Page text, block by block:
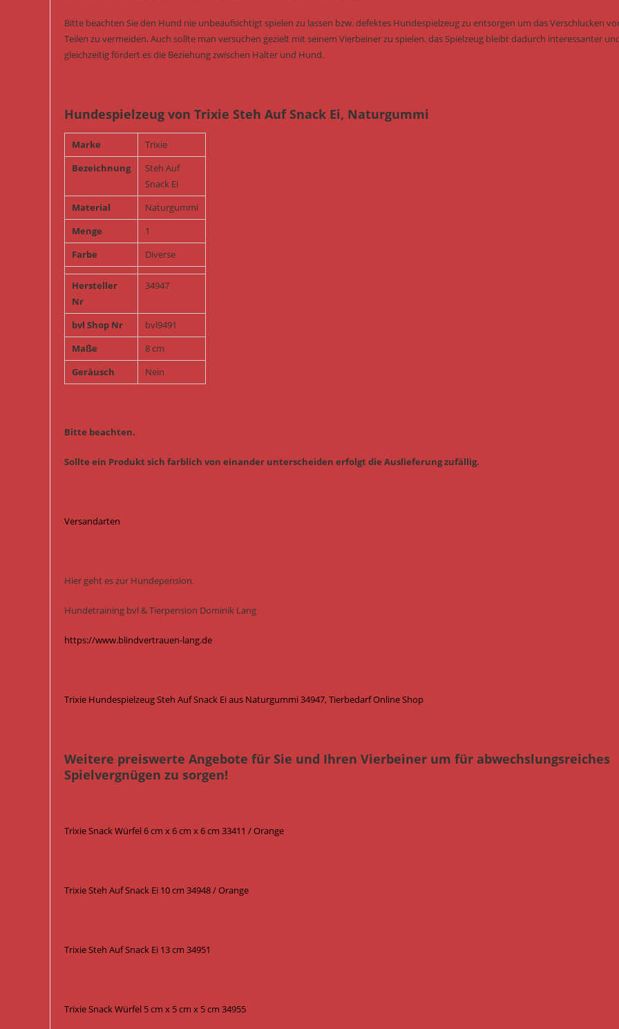
Bitte beachten Sie den Hund nie unbeaufsichtigt spielen zu lassen bzw. defektes Hundespielzeug zu entsorgen um das Verschlucken
Teilen zu vermeiden. Auch sollte man versuchen gezielt mit seinem Vierbeiner zu spielen, das Spielzeug bleibt dadurch interessanter
gleichzeitig fördert es die Beziehung zwischen Halter und Hund.
Hundespielzeug von Trixie Steh Auf Snack Ei, Naturgummi
Marke
Trixie
Bezeichnung
Steh Auf
Snack Ei
Material
Naturgummi
Menge
1
Farbe
Diverse
Hersteller
Nr
34947
bvl Shop Nr
bvl9491
Maße
8 cm
Geräusch
Nein
Bitte beachten.
Sollte ein Produkt sich farblich von einander unterscheiden erfolgt die Auslieferung zufällig.
Versandarten
Hier geht es zur Hundepension.
Hundetraining bvl & Tierpension Dominik Lang
https://www.blindvertrauen-lang.de
Trixie Hundespielzeug Steh Auf Snack Ei aus Naturgummi 34947, Tierbedarf Online Shop
Weitere preiswerte Angebote für Sie und Ihren Vierbeiner um für abwechslungsreiches
Spielvergnügen zu sorgen!
Trixie Snack Würfel 6 cm x 6 cm x 6 cm 33411 / Orange
Trixie Steh Auf Snack Ei 10 cm 34948 / Orange
Trixie Steh Auf Snack Ei 13 cm 34951
Trixie Snack Würfel 5 cm x 5 cm x 5 cm 34955